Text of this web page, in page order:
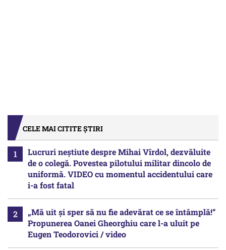
CELE MAI CITITE ȘTIRI
Lucruri neștiute despre Mihai Vîrdol, dezvăluite
de o colegă. Povestea pilotului militar dincolo de
uniformă. VIDEO cu momentul accidentului care
i-a fost fatal
„Mă uit și sper să nu fie adevărat ce se întâmplă!“
Propunerea Oanei Gheorghiu care l-a uluit pe
Eugen Teodorovici / video